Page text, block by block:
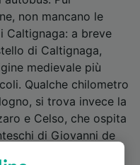
non mancano le
Caltignaga: a breve
di Caltignaga,
medievale più
Qualche chilometro
si trova invece la
e Celso, che ospita
di Giovanni de
influenti artisti della